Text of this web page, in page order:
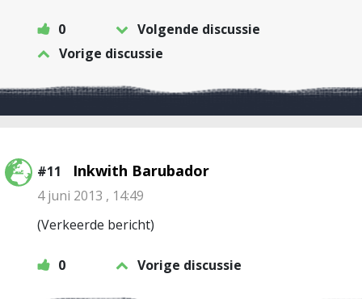
0
Volgende discussie
Vorige discussie
#11 Inkwith Barubador
4 juni 2013 , 14:49
(Verkeerde bericht)
0 Vorige discussie